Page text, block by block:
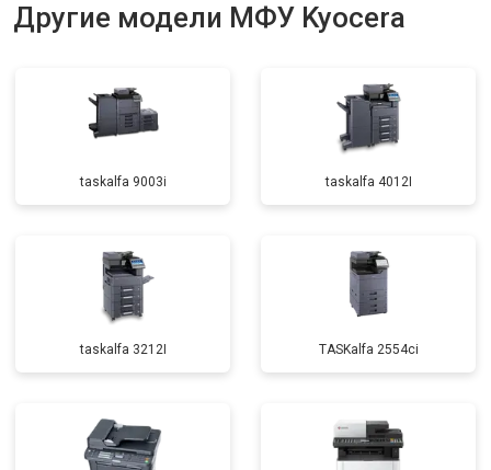
Другие модели МФУ Kyocera
taskalfa 9003i taskalfa 4012I
taskalfa 3212I TASKalfa 2554ci